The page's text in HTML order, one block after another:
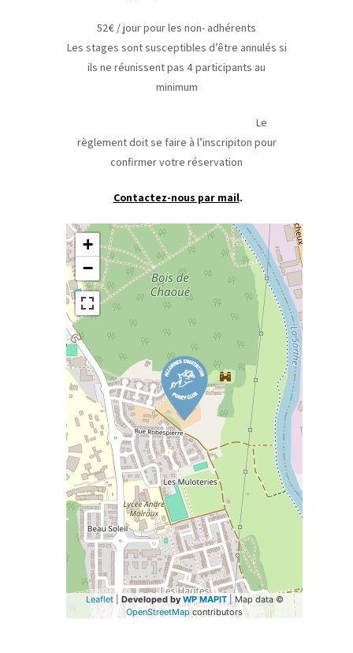
52€ / jour pour les non- adhérents
Les stages sont susceptibles d’être annulés si
ils ne réunissent pas 4 participants au
minimum
Le
règlement doit se faire à l’inscripiton pour
confirmer votre réservation
Contactez-nous par mail.
+
−
Leaflet| Developed byWP MAPIT| Map data ©
OpenStreetMap contributors